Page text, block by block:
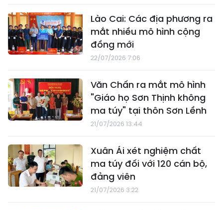
Lào Cai: Các địa phương ra
mắt nhiều mô hình cộng
đồng mới
22/07/2026 7:06
Văn Chấn ra mắt mô hình
"Giáo họ Sơn Thịnh không
ma túy" tại thôn Sơn Lềnh
21/07/2026 13:44
Xuân Ái xét nghiệm chất
ma túy đối với 120 cán bộ,
đảng viên
21/07/2026 3:22